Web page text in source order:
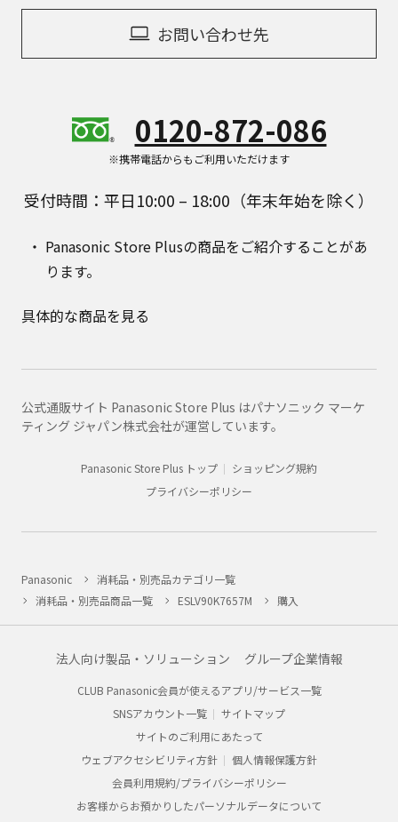
お問い合わせ先
0120-872-086
※携帯電話からもご利用いただけます
受付時間：平日10:00 – 18:00（年末年始を除く）
Panasonic Store Plusの商品をご紹介することがあ
ります。
具体的な商品を見る
公式通販サイト Panasonic Store Plus はパナソニック マーケ
ティング ジャパン株式会社が運営しています。
Panasonic Store Plus トップ
ショッピング規約
プライバシーポリシー
Panasonic
消耗品・別売品カテゴリ一覧
消耗品・別売品商品一覧
ESLV90K7657M 購入
法人向け製品・ソリューション グループ企業情報
CLUB Panasonic会員が使えるアプリ/サービス一覧
SNSアカウント一覧
サイトマップ
サイトのご利用にあたって
ウェブアクセシビリティ方針
個人情報保護方針
会員利用規約/プライバシーポリシー
お客様からお預かりしたパーソナルデータについて